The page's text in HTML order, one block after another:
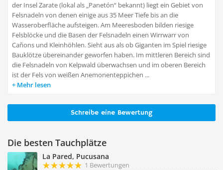
der Insel Zarate (lokal als „Panetón“ bekannt) liegt ein Gebiet von
Felsnadeln von denen einige aus 35 Meer Tiefe bis an die
Wasseroberfläche aufsteigen. Am Meeresboden bilden riesige
Felsblöcke und die Basen der Felsnadeln einen Wirrwarr von
Cañons und Kleinhöhlen. Sieht aus als ob Giganten im Spiel riesige
Bauklötze übereinander geworfen haben. Im mittleren Bereich sind
die Felsnadeln von Kelpwald überwachsen und im oberen Bereich
ist der Fels von weißen Anemonenteppichen ...
Mehr lesen
Schreibe eine Bewertung
Die besten Tauchplätze
La Pared, Pucusana
1 Bewertungen